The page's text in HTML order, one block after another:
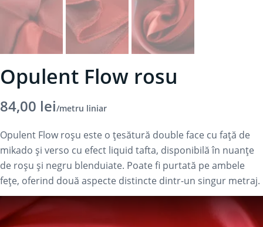
Opulent Flow rosu
84,00 lei/metru liniar
Opulent Flow roșu este o țesătură double face cu față de
mikado și verso cu efect liquid tafta, disponibilă în nuanțe
de roșu și negru blenduiate. Poate fi purtată pe ambele
fețe, oferind două aspecte distincte dintr-un singur metraj.